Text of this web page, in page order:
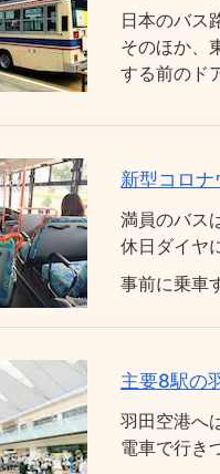
日本のバス
そのほか、
する前のド
新型コロ
満員のバス
休日ダイヤ
事前に乗車
主要8駅の
羽田空港へ
電車で行き